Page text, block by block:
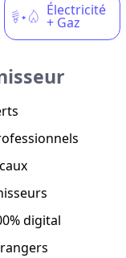
Électricité
+ Gaz
digital